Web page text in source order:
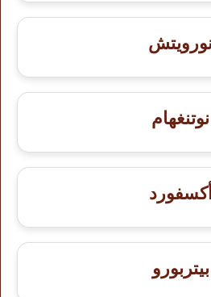
نورويتش
نوتنغهام
أكسفورد
بيتربورو